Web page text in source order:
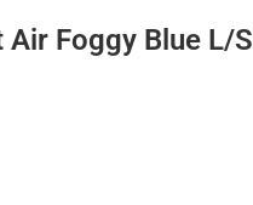
Foggy Blue L/S